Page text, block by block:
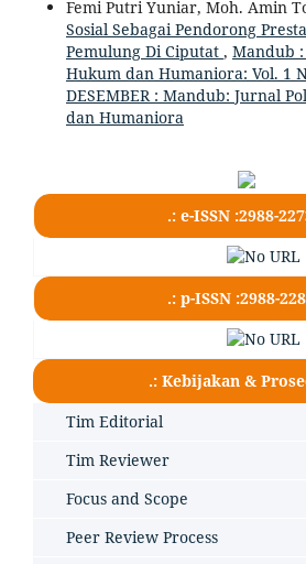
Femi Putri Yuniar, Moh. Amin
Sosial Sebagai Pendorong
Pemulung Di Ciputat , Mandub :
Hukum dan Humaniora: Vol. 1
DESEMBER : Mandub: Jurnal
dan Humaniora
.: e-ISSN :2988-
.: p-ISSN :2988-
.: Kebijakan &
Tim Editorial
Tim Reviewer
Focus and Scope
Peer Review Process